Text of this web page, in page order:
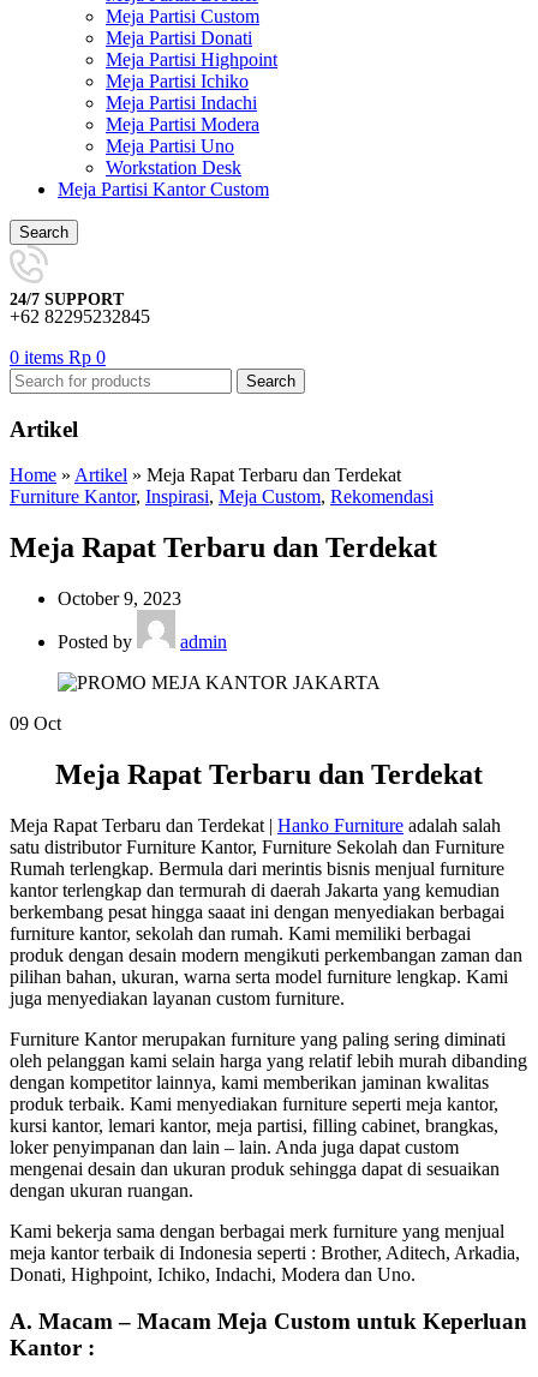
Meja Partisi Custom
Meja Partisi Donati
Meja Partisi Highpoint
Meja Partisi Ichiko
Meja Partisi Indachi
Meja Partisi Modera
Meja Partisi Uno
Workstation Desk
Meja Partisi Kantor Custom
Search
24/7 SUPPORT
+62 82295232845
0 items Rp 0
Search
Artikel
Home » Artikel » Meja Rapat Terbaru dan Terdekat
Furniture Kantor, Inspirasi, Meja Custom, Rekomendasi
Meja Rapat Terbaru dan Terdekat
October 9, 2023
Posted by admin
09 Oct
Meja Rapat Terbaru dan Terdekat
Meja Rapat Terbaru dan Terdekat | Hanko Furniture adalah salah
satu distributor Furniture Kantor, Furniture Sekolah dan Furniture
Rumah terlengkap. Bermula dari merintis bisnis menjual furniture
kantor terlengkap dan termurah di daerah Jakarta yang kemudian
berkembang pesat hingga saaat ini dengan menyediakan berbagai
furniture kantor, sekolah dan rumah. Kami memiliki berbagai
produk dengan desain modern mengikuti perkembangan zaman dan
pilihan bahan, ukuran, warna serta model furniture lengkap. Kami
juga menyediakan layanan custom furniture.
Furniture Kantor merupakan furniture yang paling sering diminati
oleh pelanggan kami selain harga yang relatif lebih murah dibanding
dengan kompetitor lainnya, kami memberikan jaminan kwalitas
produk terbaik. Kami menyediakan furniture seperti meja kantor,
kursi kantor, lemari kantor, meja partisi, filling cabinet, brangkas,
loker penyimpanan dan lain – lain. Anda juga dapat custom
mengenai desain dan ukuran produk sehingga dapat di sesuaikan
dengan ukuran ruangan.
Kami bekerja sama dengan berbagai merk furniture yang menjual
meja kantor terbaik di Indonesia seperti : Brother, Aditech, Arkadia,
Donati, Highpoint, Ichiko, Indachi, Modera dan Uno.
A. Macam – Macam Meja Custom untuk Keperluan
Kantor :